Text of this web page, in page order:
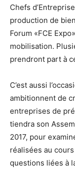
Chefs
production de
Forum «FCE
mobilisation.
prendront part à
C’est aussi
ambitionnent de
entreprises de
tiendra son
2017, pour
réalisées au
questions liées à